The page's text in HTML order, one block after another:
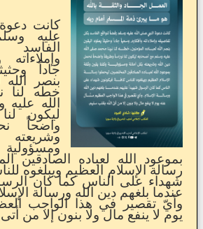
كانت
عليه
الفاسد
جاداً
بنصر الله
خطه لنا
الله
ليكون
واضحاً
ومسؤولية
بموعود الله لعباده الصادقين
رسالة الإسلام العظيم ويبلغوه
شهداء على الناس كما كان
عندما بلغهم دين الله ورسالة
وأيّ تقصير في هذا الواجب
يوم لا ينفع مال ولا بنون إلا من